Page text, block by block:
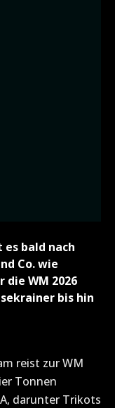
bald nach
Co. wie
WM 2026
bis hin
reist zur WM
Tonnen
darunter Trikots